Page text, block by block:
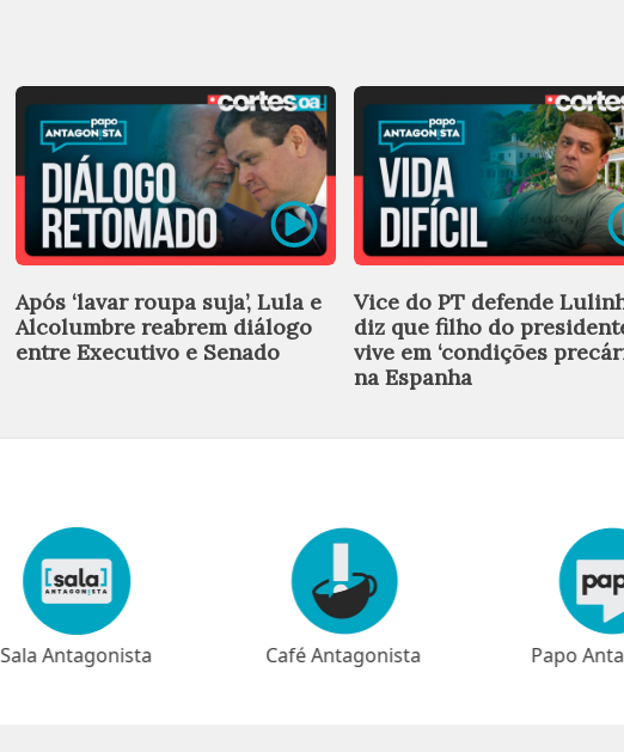
Após ‘lavar roupa suja’, Lula e
Alcolumbre reabrem diálogo
entre Executivo e Senado
Vice do PT defende
diz que filho do
vive em ‘condições
na Espanha
Café Antagonista Papo Antagonista Meio-dia